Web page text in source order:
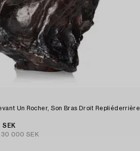
Un Rocher, Son Bras Droit Repliéderrière
000 SEK